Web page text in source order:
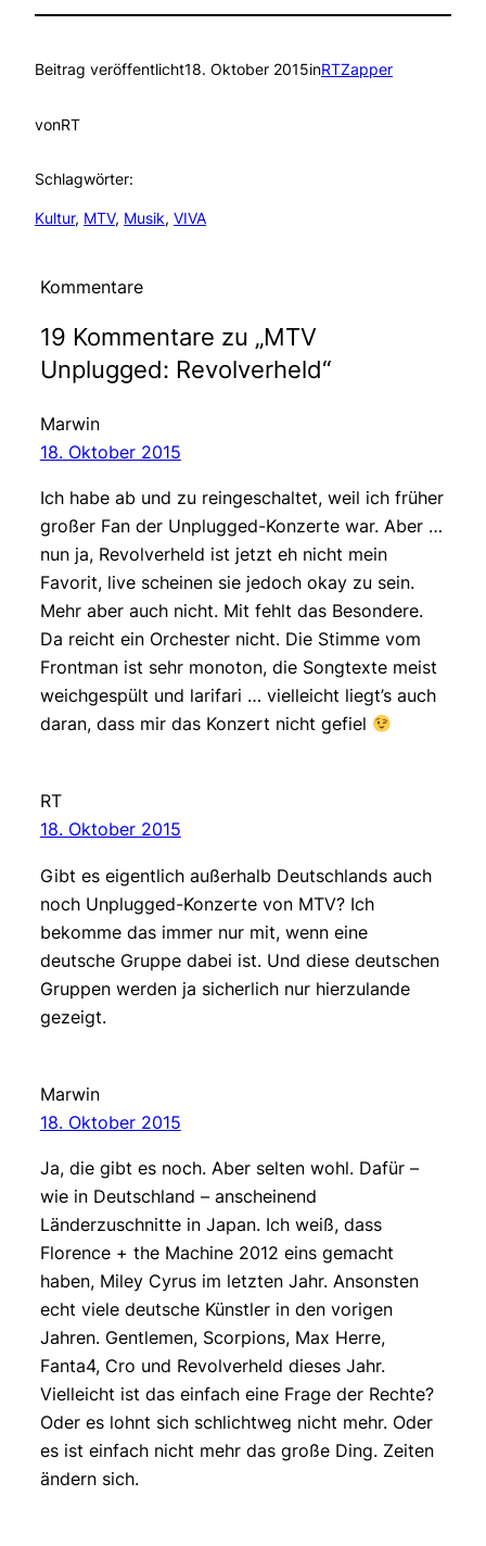
Beitrag veröffentlicht18. Oktober 2015inRTZapper
vonRT
Schlagwörter:
Kultur, MTV, Musik, VIVA
Kommentare
19 Kommentare zu „MTV
Unplugged: Revolverheld“
Marwin
18. Oktober 2015
Ich habe ab und zu reingeschaltet, weil ich früher
großer Fan der Unplugged-Konzerte war. Aber …
nun ja, Revolverheld ist jetzt eh nicht mein
Favorit, live scheinen sie jedoch okay zu sein.
Mehr aber auch nicht. Mit fehlt das Besondere.
Da reicht ein Orchester nicht. Die Stimme vom
Frontman ist sehr monoton, die Songtexte meist
weichgespült und larifari … vielleicht liegt’s auch
daran, dass mir das Konzert nicht gefiel
RT
18. Oktober 2015
Gibt es eigentlich außerhalb Deutschlands auch
noch Unplugged-Konzerte von MTV? Ich
bekomme das immer nur mit, wenn eine
deutsche Gruppe dabei ist. Und diese deutschen
Gruppen werden ja sicherlich nur hierzulande
gezeigt.
Marwin
18. Oktober 2015
Ja, die gibt es noch. Aber selten wohl. Dafür –
wie in Deutschland – anscheinend
Länderzuschnitte in Japan. Ich weiß, dass
Florence + the Machine 2012 eins gemacht
haben, Miley Cyrus im letzten Jahr. Ansonsten
echt viele deutsche Künstler in den vorigen
Jahren. Gentlemen, Scorpions, Max Herre,
Fanta4, Cro und Revolverheld dieses Jahr.
Vielleicht ist das einfach eine Frage der Rechte?
Oder es lohnt sich schlichtweg nicht mehr. Oder
es ist einfach nicht mehr das große Ding. Zeiten
ändern sich.